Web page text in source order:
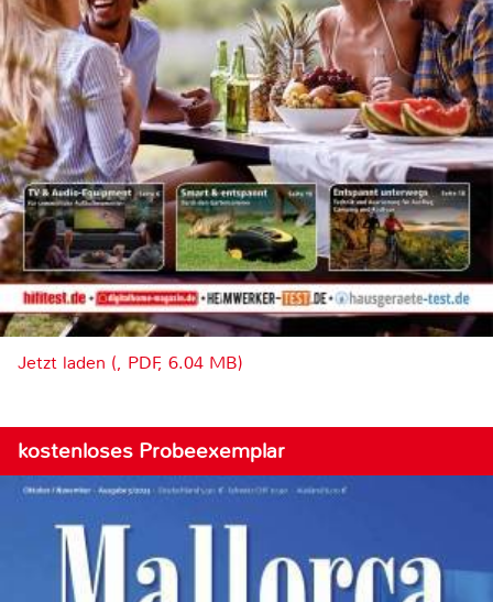
Jetzt laden (, PDF, 6.04 MB)
kostenloses Probeexemplar